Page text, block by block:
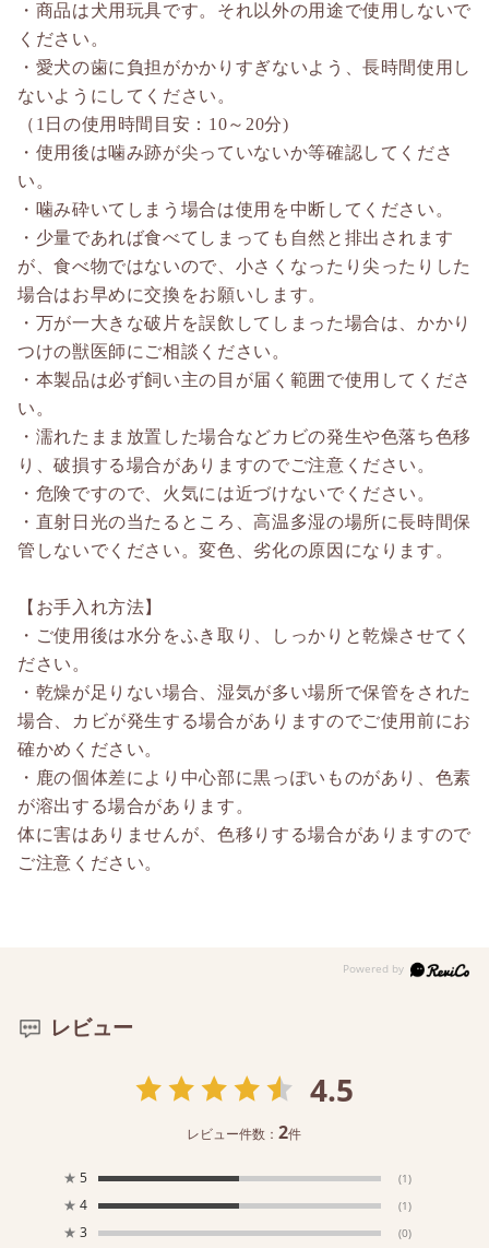
・商品は犬用玩具です。それ以外の用途で使用しないで
ください。
・愛犬の歯に負担がかかりすぎないよう、長時間使用し
ないようにしてください。
（1日の使用時間目安：10～20分)
・使用後は噛み跡が尖っていないか等確認してくださ
い。
・噛み砕いてしまう場合は使用を中断してください。
・少量であれば食べてしまっても自然と排出されます
が、食べ物ではないので、小さくなったり尖ったりした
場合はお早めに交換をお願いします。
・万が一大きな破片を誤飲してしまった場合は、かかり
つけの獣医師にご相談ください。
・本製品は必ず飼い主の目が届く範囲で使用してくださ
い。
・濡れたまま放置した場合などカビの発生や色落ち色移
り、破損する場合がありますのでご注意ください。
・危険ですので、火気には近づけないでください。
・直射日光の当たるところ、高温多湿の場所に長時間保
管しないでください。変色、劣化の原因になります。
【お手入れ方法】
・ご使用後は水分をふき取り、しっかりと乾燥させてく
ださい。
・乾燥が足りない場合、湿気が多い場所で保管をされた
場合、カビが発生する場合がありますのでご使用前にお
確かめください。
・鹿の個体差により中心部に黒っぽいものがあり、色素
が溶出する場合があります。
体に害はありませんが、色移りする場合がありますので
ご注意ください。
レビュー
4.5
レビュー件数：2件
★ 5 (1)
★ 4 (1)
★ 3 (0)